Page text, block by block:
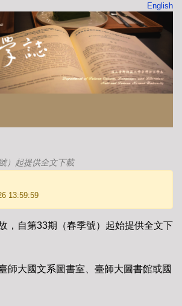
English
）起提供全文下載
13:59:59
，自第33期（春季號）起始提供全文下
師大國文系圖書室、臺師大圖書館或國